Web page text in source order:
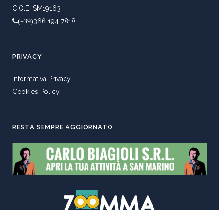
C.O.E. SM19163
(+39)366 194 7818
PRIVACY
Informativa Privacy
Cookies Policy
RESTA SEMPRE AGGIORNATO